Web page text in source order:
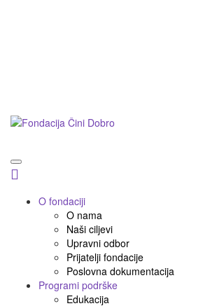
O fondaciji
O nama
Naši ciljevi
Upravni odbor
Prijatelji fondacije
Poslovna dokumentacija
Programi podrške
Edukacija